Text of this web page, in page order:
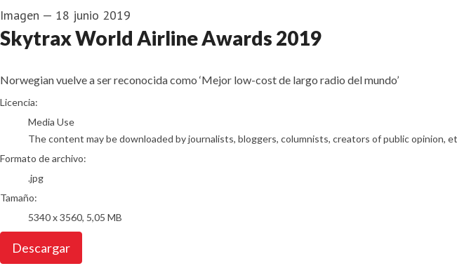
Imagen — 18 junio 2019
Skytrax World Airline Awards 2019
Norwegian vuelve a ser reconocida como ‘Mejor low-cost de largo radio del mundo’
go to media item
Licencia:
Media Use
The content may be downloaded by journalists, bloggers, columnists, creators of public
Formato de archivo:
.jpg
Tamaño:
5340 x 3560, 5,05 MB
Descargar